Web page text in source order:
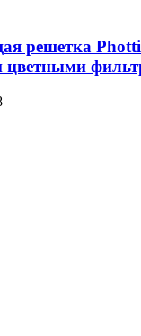
решетка
цветными